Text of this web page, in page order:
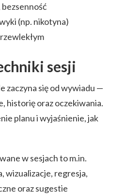
bezsenność
(np. nikotyna)
sesji
zaczyna się od wywiadu —
historię oraz oczekiwania.
planu i wyjaśnienie, jak
w sesjach to m.in.
wizualizacje, regresja,
oraz sugestie